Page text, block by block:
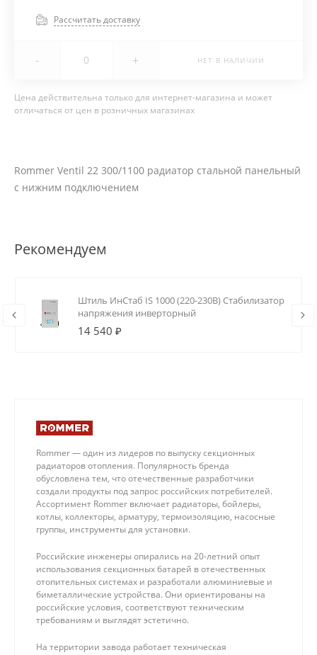
Рассчитать доставку
- + НЕТ В НАЛИЧИИ
Цена действительна только для интернет-магазина и может
отличаться от цен в розничных магазинах
Rommer Ventil 22 300/1100 радиатор стальной панельный
с нижним подключением
Рекомендуем
Штиль ИнСтаб IS 1000 (220-230В) Стабилизатор
напряжения инверторный
14 540 ₽
Rommer — один из лидеров по выпуску секционных
радиаторов отопления. Популярность бренда
обусловлена тем, что отечественные разработчики
создали продукты под запрос российских потребителей.
Ассортимент Rommer включает радиаторы, бойлеры,
котлы, коллекторы, арматуру, термоизоляцию, насосные
группы, инструменты для установки.
Российские инженеры опирались на 20-летний опыт
использования секционных батарей в отечественных
отопительных системах и разработали алюминиевые и
биметаллические устройства. Они ориентированы на
российские условия, соответствуют техническим
требованиям и выглядят эстетично.
На территории завода работает техническая